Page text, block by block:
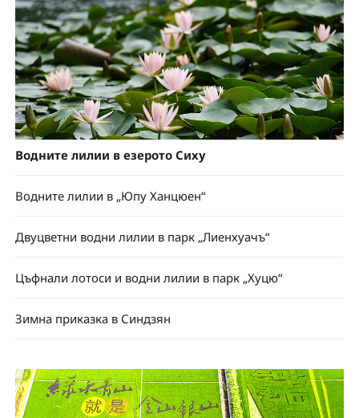
Водните лилии в езерото Сиху
Водните лилии в „Юпу Ханцюен“
Двуцветни водни лилии в парк „Лиенхуачъ“
Цъфнали лотоси и водни лилии в парк „Хуцю“
Зимна приказка в Синдзян